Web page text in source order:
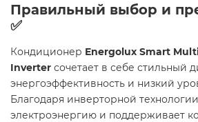
Правильный выбор и
✅
Кондиционер Energolux Smart
Inverter сочетает в себе стильный
энергоэффективность и низкий
Благодаря инверторной
электроэнергию и поддерживает